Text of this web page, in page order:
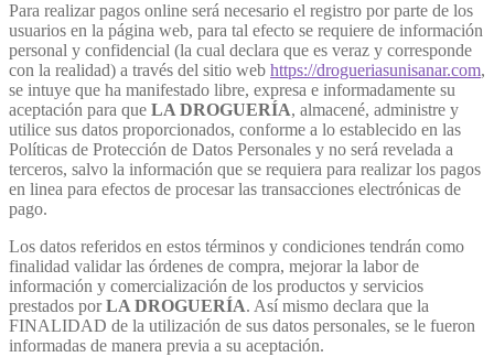
Para realizar pagos online será necesario el registro por parte de los
usuarios en la página web, para tal efecto se requiere de información
personal y confidencial (la cual declara que es veraz y corresponde
con la realidad) a través del sitio web https://drogueriasunisanar.com,
se intuye que ha manifestado libre, expresa e informadamente su
aceptación para que LA DROGUERÍA, almacené, administre y
utilice sus datos proporcionados, conforme a lo establecido en las
Políticas de Protección de Datos Personales y no será revelada a
terceros, salvo la información que se requiera para realizar los pagos
en linea para efectos de procesar las transacciones electrónicas de
pago.
Los datos referidos en estos términos y condiciones tendrán como
finalidad validar las órdenes de compra, mejorar la labor de
información y comercialización de los productos y servicios
prestados porLA DROGUERÍA. Así mismo declara que la
FINALIDAD de la utilización de sus datos personales, se le fueron
informadas de manera previa a su aceptación.